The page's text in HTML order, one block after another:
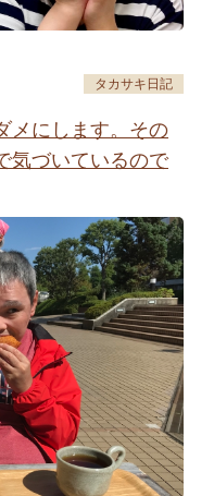
タカサキ日記
メにします。その
気づいているので